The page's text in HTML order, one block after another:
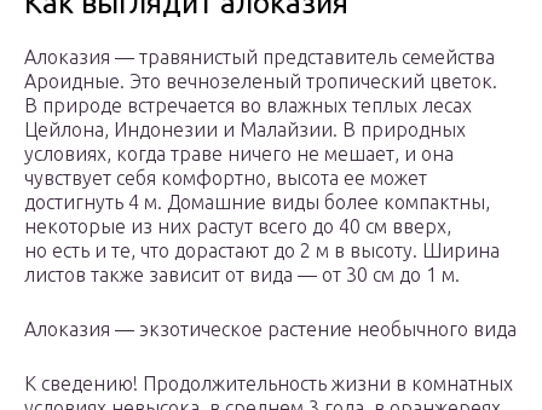
Алоказия — травянистый представитель семейства
Ароидные. Это вечнозеленый тропический цветок.
В природе встречается во влажных теплых лесах
Цейлона, Индонезии и Малайзии. В природных
условиях, когда траве ничего не мешает, и она
чувствует себя комфортно, высота ее может
достигнуть 4 м. Домашние виды более компактны,
некоторые из них растут всего до 40 см вверх,
но есть и те, что дорастают до 2 м в высоту. Ширина
листов также зависит от вида — от 30 см до 1 м.
Алоказия — экзотическое растение необычного вида
К сведению! Продолжительность жизни в комнатных